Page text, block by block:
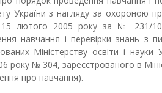
України з нагляду за охороною
15 лютого 2005 року за № 231/
навчання і перевірки знань з
Міністерству освіти і
року № 304, зареєстрованого в
про навчання).